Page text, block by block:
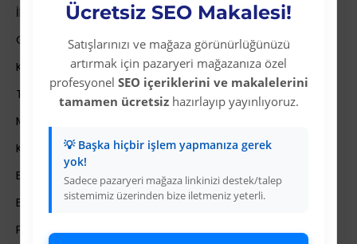
Ücretsiz SEO Makalesi!
Satışlarınızı ve mağaza görünürlüğünüzü
artırmak için pazaryeri mağazanıza özel
profesyonel SEO içeriklerini ve makalelerini
tamamen ücretsizhazırlayıp yayınlıyoruz.
💡 Başka hiçbir işlem yapmanıza gerek
yok!
Sadece pazaryeri mağaza linkinizi destek/talep
sistemimiz üzerinden bize iletmeniz yeterli.
İletişim
Gizlilik Politikası
Kullanıcı Sözleşmesi
Teslimat Bilgileri
Mesafeli Satış Sözleşmesi
Kariyer
Bayi İade Sistemi
Bayi Bakiye Yükleme
Para Puan Sistemi ile Kazanç